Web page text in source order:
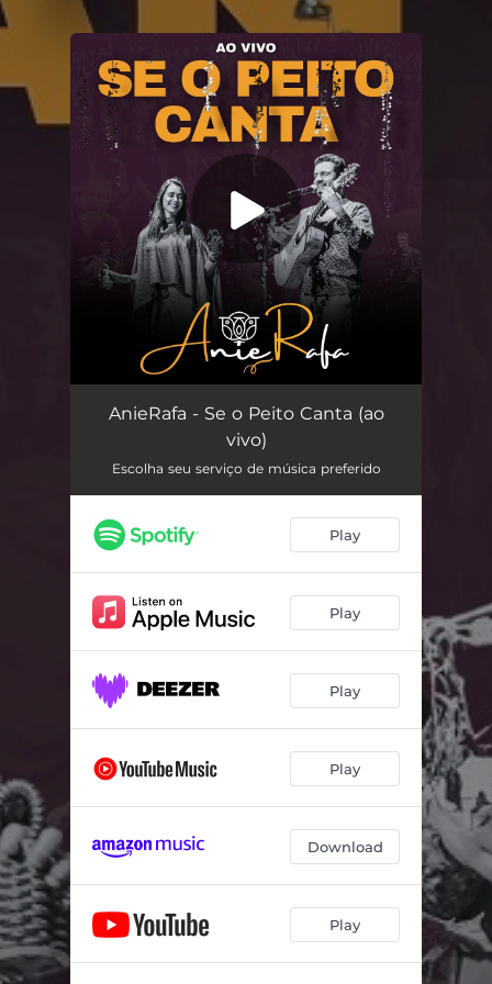
You're all set!
Se o Peito Canta (ao vivo) 03:29
AnieRafa - Se o Peito Canta (ao
vivo)
Escolha seu serviço de música preferido
Play
Play
Play
Play
Download
Play
.